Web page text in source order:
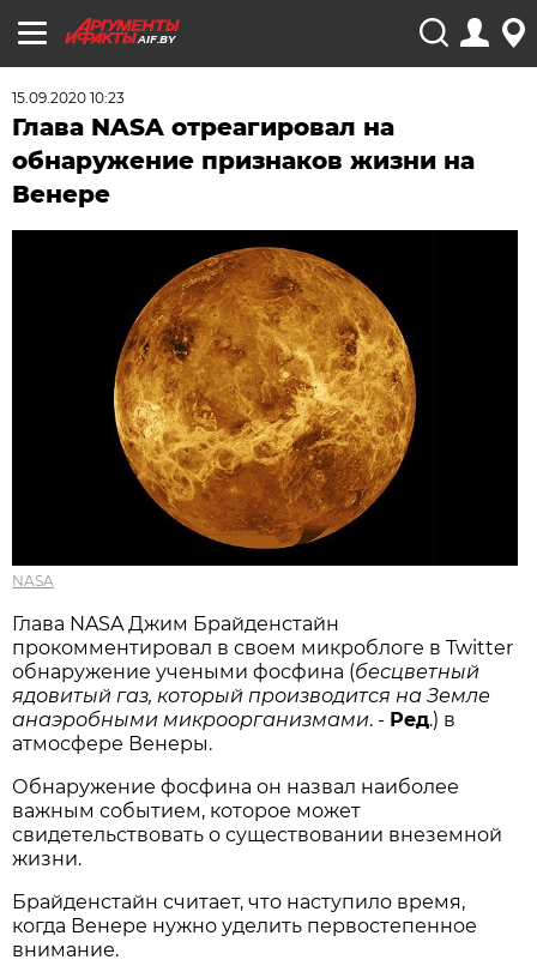
AIF.BY
15.09.2020 10:23
Глава NASA отреагировал на
обнаружение признаков жизни на
Венере
NASA
Глава NASA Джим Брайденстайн
прокомментировал в своем микроблоге в Twitter
обнаружение учеными фосфина (бесцветный
ядовитый газ, который производится на Земле
анаэробными микроорганизмами. - Ред.) в
атмосфере Венеры.
Обнаружение фосфина он назвал наиболее
важным событием, которое может
свидетельствовать о существовании внеземной
жизни.
Брайденстайн считает, что наступило время,
когда Венере нужно уделить первостепенное
внимание.